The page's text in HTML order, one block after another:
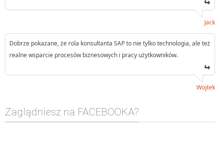
Jack
Dobrze pokazane, że rola konsultanta SAP to nie tylko technologia, ale też
realne wsparcie procesów biznesowych i pracy użytkowników.
Wojtek
Zaglądniesz na FACEBOOKA?